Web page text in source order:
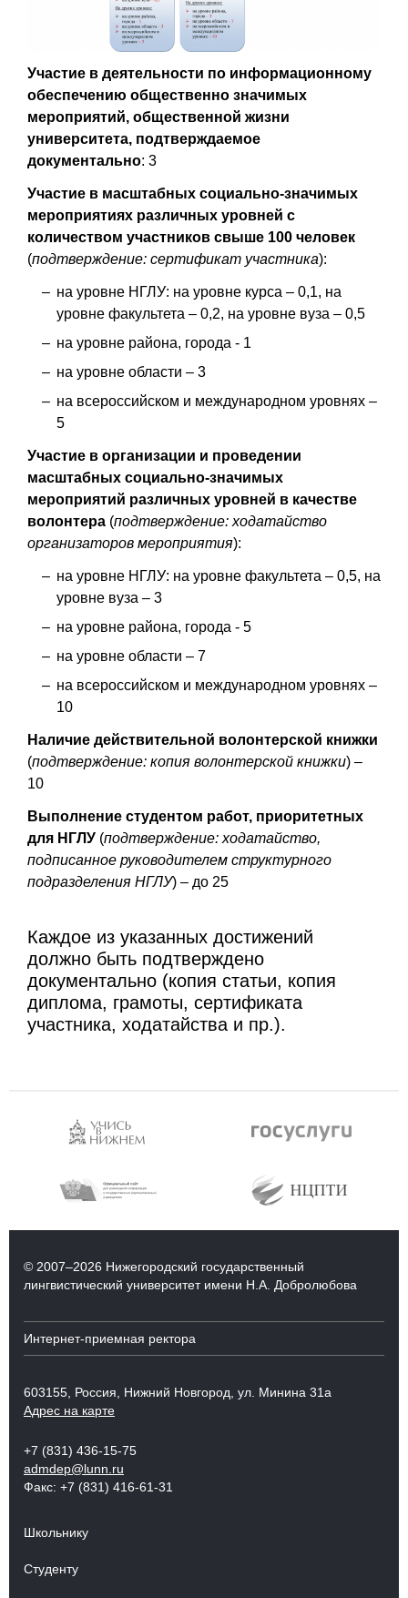
Участие в деятельности по информационному
обеспечению общественно значимых
мероприятий, общественной жизни
университета, подтверждаемое
документально: 3
Участие в масштабных социально-значимых
мероприятиях различных уровней с
количеством участников свыше 100 человек
(подтверждение: сертификат участника):
на уровне НГЛУ: на уровне курса – 0,1, на
уровне факультета – 0,2, на уровне вуза – 0,5
на уровне района, города - 1
на уровне области – 3
на всероссийском и международном уровнях –
5
Участие в организации и проведении
масштабных социально-значимых
мероприятий различных уровней в качестве
волонтера (подтверждение: ходатайство
организаторов мероприятия):
на уровне НГЛУ: на уровне факультета – 0,5, на
уровне вуза – 3
на уровне района, города - 5
на уровне области – 7
на всероссийском и международном уровнях –
10
Наличие действительной волонтерской книжки
(подтверждение: копия волонтерской книжки) –
10
Выполнение студентом работ, приоритетных
для НГЛУ (подтверждение: ходатайство,
подписанное руководителем структурного
подразделения НГЛУ) – до 25
Каждое из указанных достижений
должно быть подтверждено
документально (копия статьи, копия
диплома, грамоты, сертификата
участника, ходатайства и пр.).
© 2007–2026 Нижегородский государственный
лингвистический университет имени Н.А. Добролюбова
Интернет-приемная ректора
603155, Россия, Нижний Новгород, ул. Минина 31а
Адрес на карте
+7 (831) 436-15-75
admdep@lunn.ru
Факс: +7 (831) 416-61-31
Школьнику
Студенту